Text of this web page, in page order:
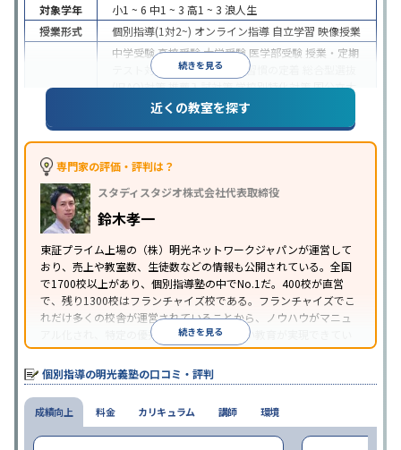
続きを見る
対象学年 小1 ~ 6 中1 ~ 3 高1 ~ 3 浪人生
授業形式
個別指導(1対2~) オンライン指導 自立学習 映像授業
中学受験高校受験大学受験 医学部受験 授業・定期
テスト対策
内申点対策 学習習慣の定着
(旧AO)対策推薦入試対策学校別特化対策国公立大
私大対策共通テスト対策
英語・英会話特化
特徴
中高一貫校生に対応
の振替可能 不登校生に対応
を利用オンライン対応1科目から受講可能
習のみの受講可
り
※2023年3月調査。小学校高学年の個別指導塾アンケート調査方法を参
近くの教室を探す
専門家の評価・評判は？
スタディスタジオ株式会社代表取締役
鈴木孝一
東証プライム上場の（株）明光ネットワークジャパンが運営して
おり、売上や教室数、生徒数などの情報も公開されている。全国
で1700校以上があり、個別指導塾の中でNo.1だ。400校が直営
で、残り1300校はフランチャイズ校である。フランチャイズでこ
れだけ多くの校舎が運営されていることから、ノウハウがマニュ
アル化され、特定の優秀な人材に依存しない教育が実現できてい
ることが推測される。
続きを見る
個別指導の明光義塾の口コミ・評判
成績向上 料金 カリキュラム 講師 環境